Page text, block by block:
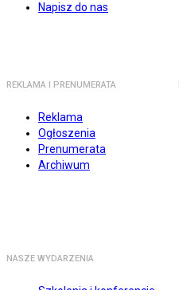
Napisz do nas
REKLAMA I PRENUMERATA
Reklama
Ogłoszenia
Prenumerata
Archiwum
NASZE WYDARZENIA